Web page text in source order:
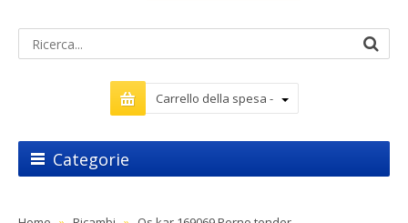
Carrello della spesa -
Categorie